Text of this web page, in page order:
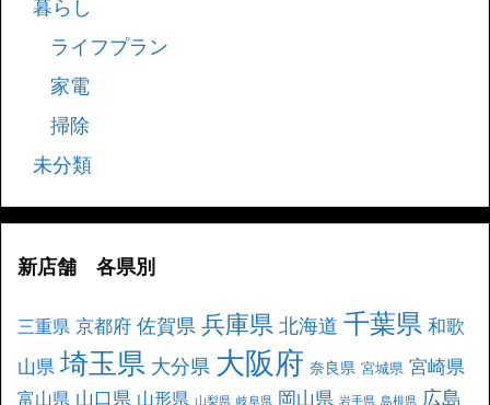
暮らし
ライフプラン
家電
掃除
未分類
新店舗 各県別
三重県 京都府 佐賀県 兵庫県 北海道 千葉県 和歌
山県 埼玉県 大分県 大阪府 奈良県 宮城県 宮崎県
富山県 山口県 山形県 山梨県 岐阜県 岡山県 岩手県 島根県 広島